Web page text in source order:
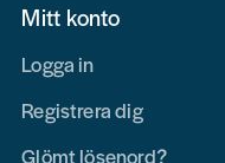
Mitt konto
Logga in
Registrera dig
Glömt lösenord?